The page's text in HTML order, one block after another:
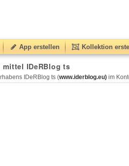
App erstellen Kollektion
IDeRBlog ts
IDeRBlog ts (www.iderblog.eu) im